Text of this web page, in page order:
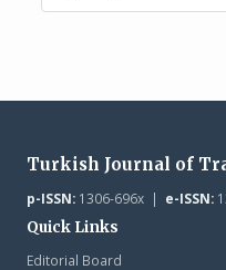
Turkish Journal of
p-ISSN:1306-696x | e-ISSN:
Quick Links
Editorial Board